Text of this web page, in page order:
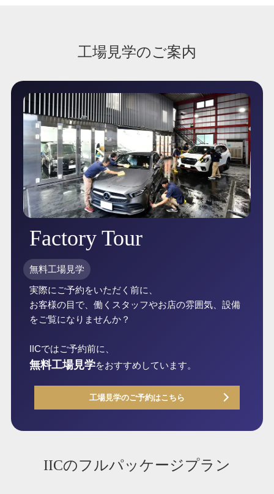
工場見学のご案内
Factory Tour
無料工場見学
実際にご予約をいただく前に、
お客様の目で、働くスタッフやお店の雰囲気、設備
をご覧になりませんか？
IICではご予約前に、
無料工場見学をおすすめしています。
工場見学のご予約はこちら
IICのフルパッケージプラン